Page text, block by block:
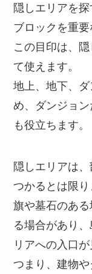
隠しエリアを
ブロックを重要
この目印は、
て使えます。
地上、地下、
め、ダンジョ
も役立ちます。
隠しエリアは
つかるとは限り
旗や墓石のあ
る場合があり
リアへの入口
つまり、建物や